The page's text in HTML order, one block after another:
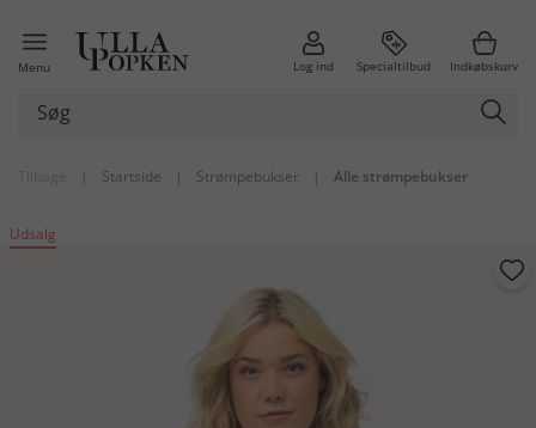
Menu Log ind Specialtilbud Indkøbskurv
| Startside | Strømpebukser | Alle strømpebukser
Udsalg